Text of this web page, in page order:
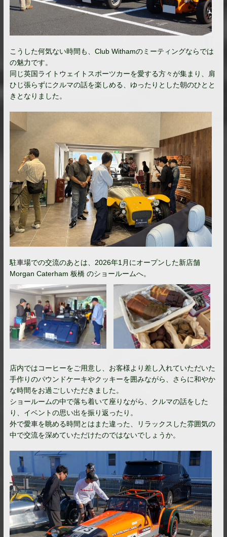
こうした何気ない時間も、Club Withamのミーティングならでは
の魅力です。
同じ英国ライトウェイトスポーツカーを愛する方々が集まり、肩
ひじ張らずにクルマの話を楽しめる、ゆったりとした朝のひとと
きとなりました。
駐車場での交流のあとは、2026年1月にオープンした新店舗
Morgan Caterham 板橋 のショールームへ。
店内ではコーヒーをご用意し、お客様より差し入れていただいた
手作りのパウンドケーキやクッキーを囲みながら、さらに和やか
な時間をお過ごしいただきました。
ショールームの中で落ち着いて座りながら、クルマの話をした
り、イベントの思い出を振り返ったり。
外で愛車を眺める時間とはまた違った、リラックスした雰囲気の
中で交流を深めていただけたのではないでしょうか。